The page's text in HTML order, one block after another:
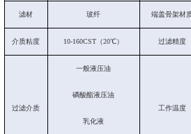
滤材 玻纤 端盖骨架材
介质粘度 10-160CST（20℃） 过滤精度
过滤介质
一般液压油
磷酸酯液压油
乳化液
工作温度